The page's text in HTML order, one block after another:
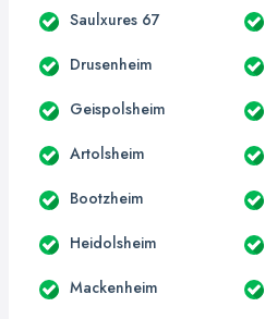
Saulxures 67
Drusenheim
Geispolsheim
Artolsheim
Bootzheim
Heidolsheim
Mackenheim